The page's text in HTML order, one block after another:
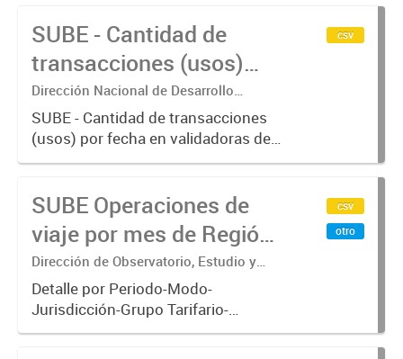
transporte urbano de pasajeros de
RMBA incluyendo trenes,
subterráneos,...
SUBE - Cantidad de
transacciones (usos)
por fecha
Dirección Nacional de Desarrollo
Tecnológico - Ministerio de Transporte.
SUBE - Cantidad de transacciones
(usos) por fecha en validadoras de
la red SUBE.
csv
SUBE Operaciones de
viaje por mes de Región
Metropolitana de
Buenos Aires
Dirección de Observatorio, Estudio y
Sistemas – Ministerio de Transporte
Detalle por Periodo-Modo-
Jurisdicción-Grupo Tarifario-
Empresa-Línea-Tipo de
csv
otro